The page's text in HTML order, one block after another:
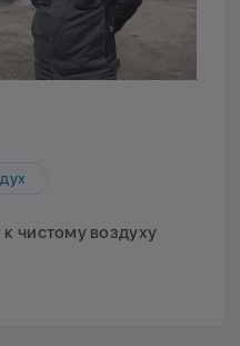
чистому воздуху